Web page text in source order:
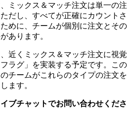
ミックス＆マッチ注文は単一の注
だし、すべてが正確にカウントさ
めに、チームが個別に注文とその
あります。
近くミックス＆マッチ注文に視覚
ラグ」を実装する予定です。この
チームがこれらのタイプの注文を
ます。
ブチャットでお問い合わせくださ